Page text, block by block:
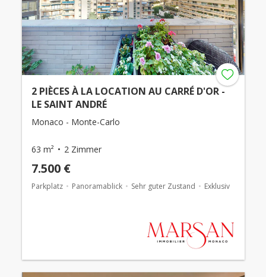
2 PIÈCES À LA LOCATION AU CARRÉ D'OR -
LE SAINT ANDRÉ
Monaco - Monte-Carlo
63 m² 2 Zimmer
7.500 €
Parkplatz Panoramablick Sehr guter Zustand Exklusiv